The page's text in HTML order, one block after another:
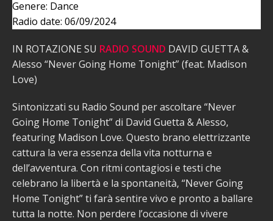
Genere: Dance
Radio date: 06/09/2024
IN ROTAZIONE SU RADIO SOUND DAVID GUETTA &
Alesso “Never Going Home Tonight” (feat. Madison
Love)
Sintonizzati su Radio Sound per ascoltare “Never
Going Home Tonight” di David Guetta & Alesso,
featuring Madison Love. Questo brano elettrizzante
cattura la vera essenza della vita notturna e
dell’avventura. Con ritmi contagiosi e testi che
celebrano la libertà e la spontaneità, “Never Going
Home Tonight” ti farà sentire vivo e pronto a ballare
tutta la notte. Non perdere l’occasione di vivere